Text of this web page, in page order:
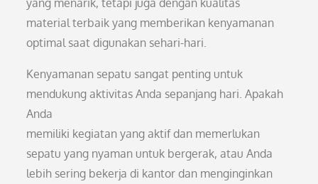
yang menarik, tetapi juga dengan kualitas
material terbaik yang memberikan kenyamanan
optimal saat digunakan sehari-hari.
Kenyamanan sepatu sangat penting untuk
mendukung aktivitas Anda sepanjang hari. Apakah
Anda
memiliki kegiatan yang aktif dan memerlukan
sepatu yang nyaman untuk bergerak, atau Anda
lebih sering bekerja di kantor dan menginginkan